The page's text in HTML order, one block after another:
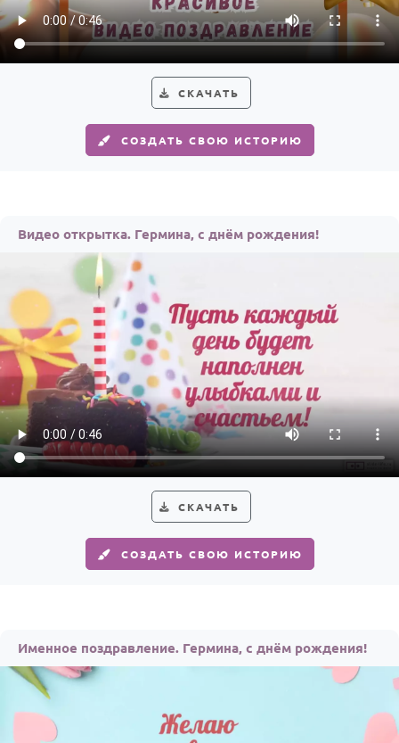
СКАЧАТЬ
СОЗДАТЬ СВОЮ ИСТОРИЮ
Видео открытка. Гермина, с днём рождения!
СКАЧАТЬ
СОЗДАТЬ СВОЮ ИСТОРИЮ
Именное поздравление. Гермина, с днём рождения!